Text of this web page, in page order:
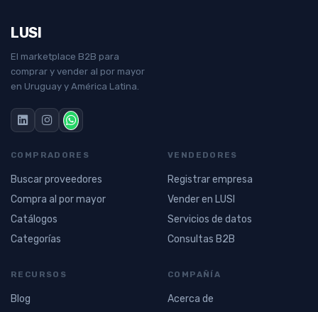
LUSI
El marketplace B2B para
comprar y vender al por mayor
en Uruguay y América Latina.
COMPRADORES
Buscar proveedores
Compra al por mayor
Catálogos
Categorías
VENDEDORES
Registrar empresa
Vender en LUSI
Servicios de datos
Consultas B2B
RECURSOS
Blog
COMPAÑÍA
Acerca de